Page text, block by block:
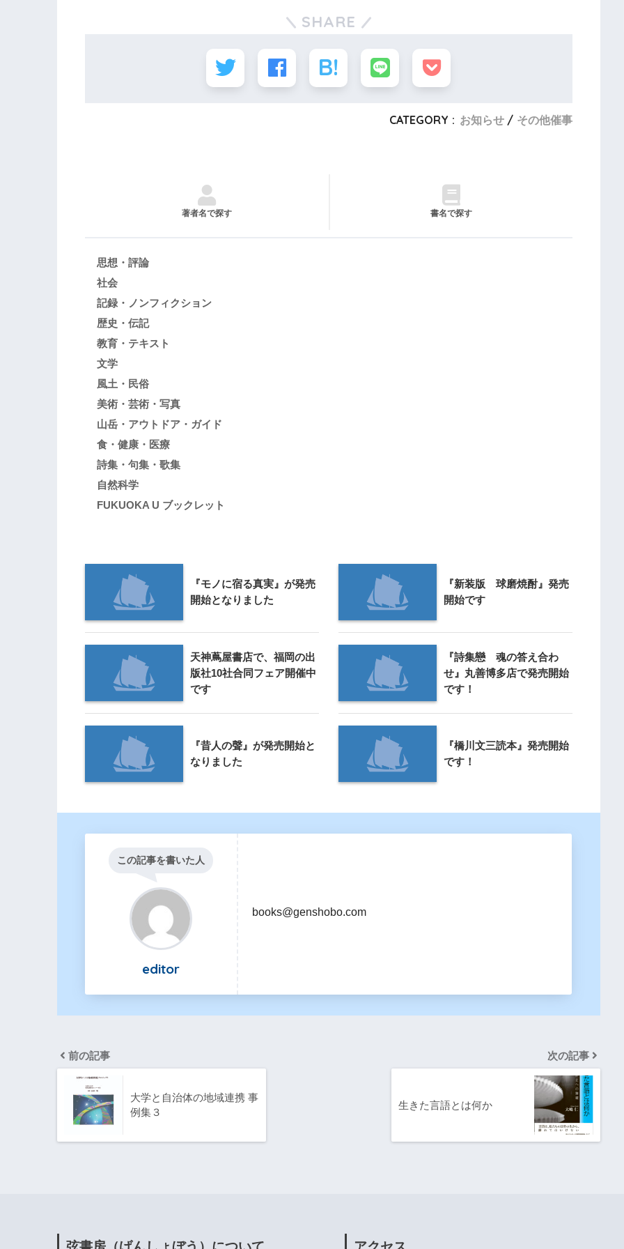
SHARE
CATEGORY : お知らせ その他催事
著者名で探す 書名で探す
思想・評論
社会
記録・ノンフィクション
歴史・伝記
教育・テキスト
文学
風土・民俗
美術・芸術・写真
山岳・アウトドア・ガイド
食・健康・医療
詩集・句集・歌集
自然科学
FUKUOKA U ブックレット
『モノに宿る真実』が発売
開始となりました
『新装版 球磨焼酎』発売
開始です
天神蔦屋書店で、福岡の出
版社10社合同フェア開催中
です
『詩集戀 魂の答え合わ
せ』丸善博多店で発売開始
です！
『昔人の聲』が発売開始と
なりました
『橋川文三読本』発売開始
です！
この記事を書いた人
editor
books@genshobo.com
前の記事
大学と自治体の地域連携 事
例集３
次の記事
生きた言語とは何か